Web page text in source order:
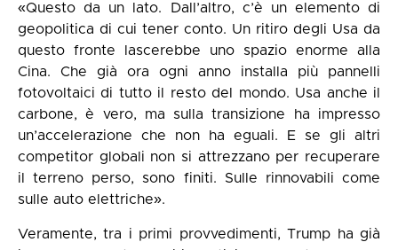
«Questo da un lato. Dall’altro, c’è un elemento di
geopolitica di cui tener conto. Un ritiro degli Usa da
questo fronte lascerebbe uno spazio enorme alla
Cina. Che già ora ogni anno installa più pannelli
fotovoltaici di tutto il resto del mondo. Usa anche il
carbone, è vero, ma sulla transizione ha impresso
un’accelerazione che non ha eguali. E se gli altri
competitor globali non si attrezzano per recuperare
il terreno perso, sono finiti. Sulle rinnovabili come
sulle auto elettriche».
Veramente, tra i primi provvedimenti, Trump ha già